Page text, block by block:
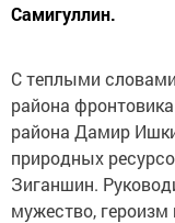
Самигуллин.
С теплыми
района
района Дамир
природных
Зиганшин.
мужество,